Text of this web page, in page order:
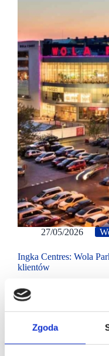
Zgoda
27/05/2026
Ingka Centres: Wola
klientów
Z okazji Dnia Dziecka
przygotowały